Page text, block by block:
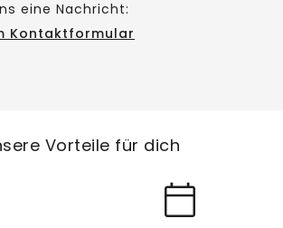
eine Nachricht:
Kontaktformular
Vorteile für dich